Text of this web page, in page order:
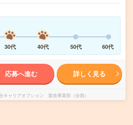
30代 40代 50代 60代
応募へ進む 詳しく見る
キャリアオプション 製造事業部（全国）